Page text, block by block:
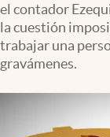
Apertura
Infotechnology
Clase
Mundial 2026
el contador
la cuestión
trabajar una
gravámenes.